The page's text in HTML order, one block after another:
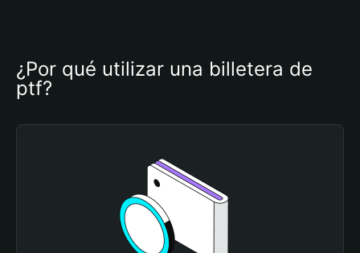
¿Por qué utilizar una billetera de
ptf?